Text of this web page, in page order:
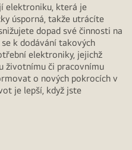
elektroniku, která je
úsporná, takže utrácíte
dopad své činnosti na
k dodávání takových
elektroniky, jejichž
životnímu či pracovnímu
o nových pokrocích v
je lepší, když jste